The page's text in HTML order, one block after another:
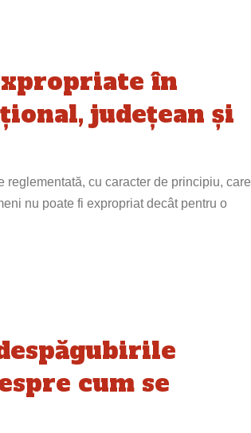
în
județean și
cu caracter de principiu, care
nu poate fi expropriat decât pentru o
cum se